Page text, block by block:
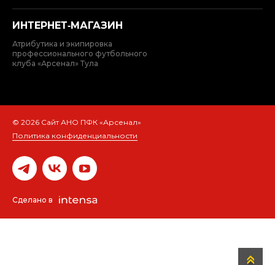
ИНТЕРНЕТ‑МАГАЗИН
Атрибутика и экипировка
профессионального футбольного
клуба «Арсенал» Тула
© 2026 Сайт АНО ПФК «Арсенал»
Политика конфиденциальности
Сделано в